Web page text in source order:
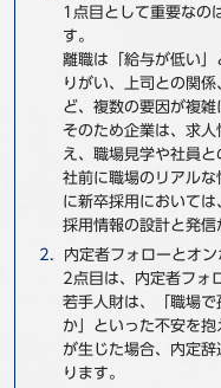
1点目として重要なの
す。
離職は「給与が低い
りがい、上司との関
ど、複数の要因が複雑
そのため企業は、求
え、職場見学や社員
社前に職場のリアルな
に新卒採用において
採用情報の設計と発信
内定者フォローとオ
2点目は、内定者フォ
若手人財は、「職場
か」といった不安を
が生じた場合、内定
ります。